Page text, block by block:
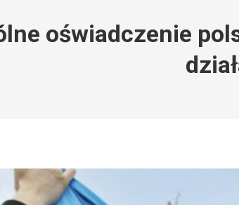
oświadczenie